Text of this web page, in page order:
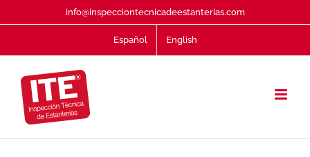
al
info@inspecciontecnicadeestanterias.com
Español English